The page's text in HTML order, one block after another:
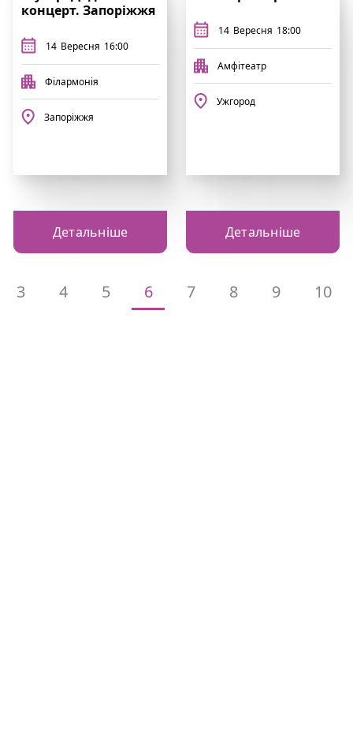
концерт. Запоріжжя
14 Вересня 16:00
Філармонія
Запоріжжя
Детальніше
14 Вересня 18:00
Амфітеатр
Ужгород
Детальніше
3 4 5 6 7 8 9 10